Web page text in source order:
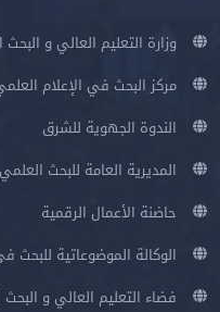
وزارة التعليم العالي و
مركز البحث في الإعلام
الندوة الجهوية للشرق
المديرية العامة للبحث
حاضنة الأعمال الرقمية
الوكالة الموضوعاتية للبحث
فضاء التعليم العالي و